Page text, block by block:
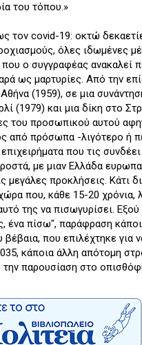
του τόπου.»
τον covid-19: οκτώ
όλες ιδωμένες
που ο συγγραφέας ανακαλεί
ως μαρτυρίες. Από την
(1959), σε μια
(1979) και μια δίκη στο
του προσωπικού αυτού
από πρόσωπα -λιγότερο ή
που τις
με μιαν Ελλάδα
μεγάλες προκλήσεις. Κάτι
που, κάθε 15-20 χρόνια,
της να πισωγυρίσει. Εξού
ένα πίσω", παράφραση
που επιλέχτηκε για
κάποια άλλη απότομη
παρουσίαση στο